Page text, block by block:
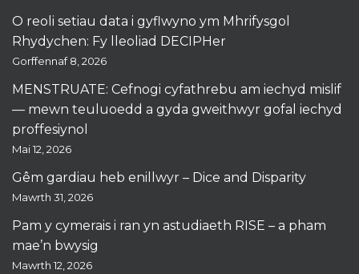
O reoli setiau data i gyflwyno ym Mhrifysgol
Rhydychen: Fy lleoliad DECIPHer
Gorffennaf 8, 2026
MENSTRUATE: Cefnogi cyfathrebu am iechyd mislif
— mewn teuluoedd a gyda gweithwyr gofal iechyd
proffesiynol
Mai 12, 2026
Gêm gardiau heb enillwyr – Dice and Disparity
Mawrth 31, 2026
Pam y cymerais i ran yn astudiaeth RISE – a pham
mae’n bwysig
Mawrth 12, 2026